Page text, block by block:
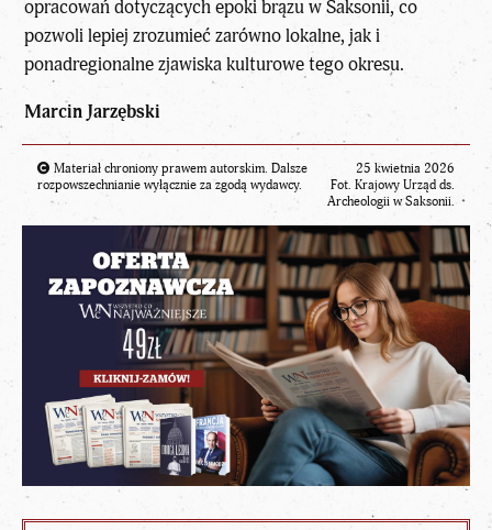
opracowań dotyczących epoki brązu w Saksonii, co
pozwoli lepiej zrozumieć zarówno lokalne, jak i
ponadregionalne zjawiska kulturowe tego okresu.
Marcin Jarzębski
Materiał chroniony prawem autorskim. Dalsze
rozpowszechnianie wyłącznie za zgodą wydawcy.
25 kwietnia 2026
Fot. Krajowy Urząd ds.
Archeologii w Saksonii.